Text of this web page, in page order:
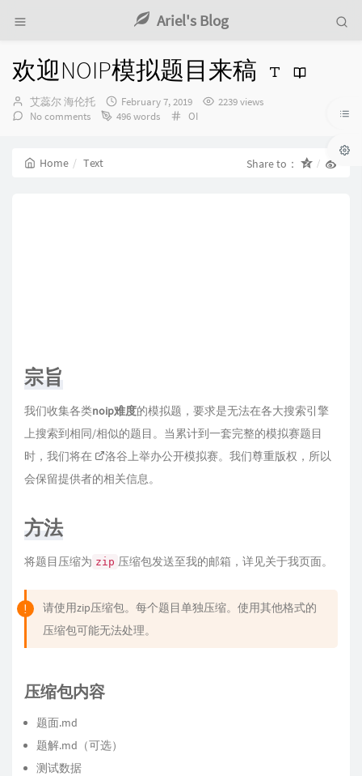
Ariel's Blog
欢迎NOIP模拟题目来稿
Author：
艾蕊尔 海伦托
发
布
February 7, 2019
2239 views
No comments
496 words Categories：
OI
Home Text Share to：
宗旨
我们收集各类noip难度的模拟题，要求是无法在各大搜索引擎
上搜索到相同/相似的题目。当累计到一套完整的模拟赛题目
时，我们将在
洛谷上举办公开模拟赛。我们尊重版权，所以
会保留提供者的相关信息。
方法
将题目压缩为 zip 压缩包发送至我的邮箱，详见关于我页面。
请使用zip压缩包。每个题目单独压缩。使用其他格式的
压缩包可能无法处理。
压缩包内容
题面.md
题解.md（可选）
测试数据